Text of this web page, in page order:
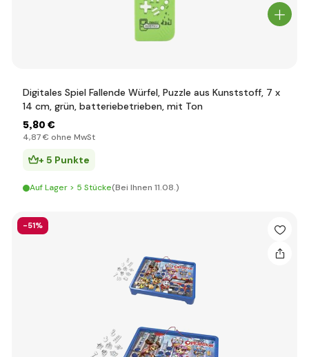
Digitales Spiel Fallende Würfel, Puzzle aus Kunststoff, 7 x
14 cm, grün, batteriebetrieben, mit Ton
5,80 €
4,87 € ohne MwSt
+ 5 Punkte
Auf Lager > 5 Stücke(Bei Ihnen 11.08.)
-51%